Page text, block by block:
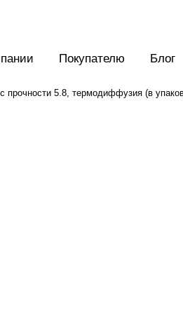
Покупателю Блог
прочности 5.8, термодиффузия (в